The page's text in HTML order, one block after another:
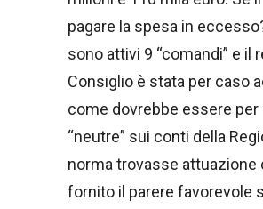
pagare la spesa in
sono attivi 9 “comandi” e il
Consiglio è stata per caso
come dovrebbe essere
“neutre” sui conti della
norma trovasse attuazione
fornito il parere favorevole